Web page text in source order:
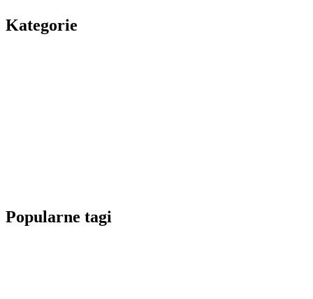
Kategorie
Popularne tagi